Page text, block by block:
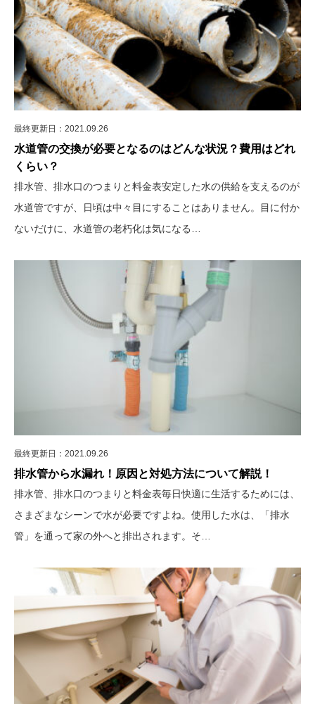
最終更新日：2021.09.26
水道管の交換が必要となるのはどんな状況？費用はどれ
くらい？
排水管、排水口のつまりと料金表安定した水の供給を支えるのが
水道管ですが、日頃は中々目にすることはありません。目に付か
ないだけに、水道管の老朽化は気になる…
最終更新日：2021.09.26
排水管から水漏れ！原因と対処方法について解説！
排水管、排水口のつまりと料金表毎日快適に生活するためには、
さまざまなシーンで水が必要ですよね。使用した水は、「排水
管」を通って家の外へと排出されます。そ…